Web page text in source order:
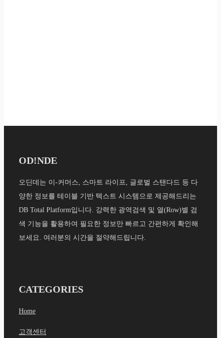
OD!NDE
오딘데는 이-커머스, 스마트 라이프, 글로벌 스탠다드 등 다
양한 정보를 테이블 기반 텍스트 시스템으로 제공해드리는
DB Total Platform입니다. 강력한 광역검색 및 열(Row)별 검
색 기능을 활용하여 필요한 정보만 빠르고 간편하게 확인해
보세요. 여러분의 시간을 절약해드립니다.
CATEGORIES
Home
고객센터